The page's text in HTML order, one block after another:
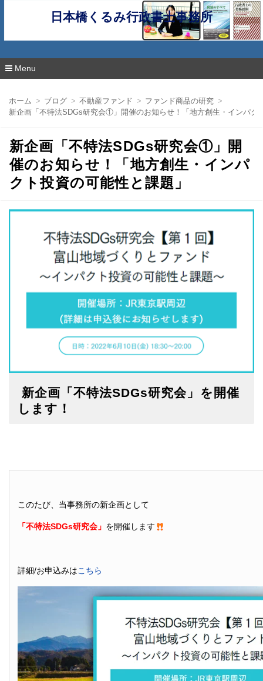
日本橋くるみ行政書士事務所
Menu
ホーム ブログ 不動産ファンド
ファンド商品の研究
新企画「不特法SDGs研究会①」開催のお知らせ！「地方創生・インパク
新企画「不特法SDGs研究会①」開
催のお知らせ！「地方創生・インパ
クト投資の可能性と課題」
新企画「不特法SDGs研究会」を開催
します！
このたび、当事務所の新企画として
「不特法SDGs研究会」 を開催します
詳細/お申込みはこちら